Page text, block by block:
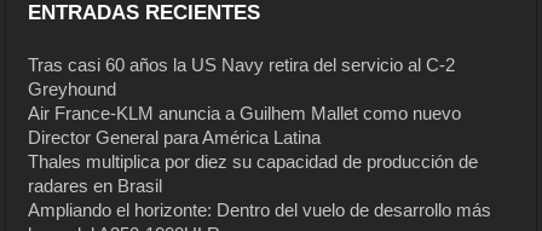
ENTRADAS RECIENTES
Tras casi 60 años la US Navy retira del servicio al C-2
Greyhound
Air France-KLM anuncia a Guilhem Mallet como nuevo
Director General para América Latina
Thales multiplica por diez su capacidad de producción de
radares en Brasil
Ampliando el horizonte: Dentro del vuelo de desarrollo más